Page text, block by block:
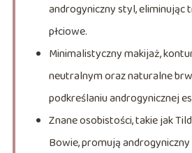
androgyniczny styl, eliminując
płciowe.
Minimalistyczny makijaż,
neutralnym oraz naturalne
podkreślaniu androgynicznej
Znane osobistości, takie jak
Bowie, promują